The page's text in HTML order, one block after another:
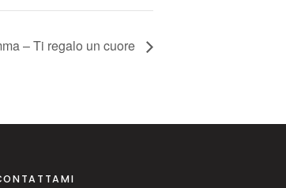
– Ti regalo un cuore